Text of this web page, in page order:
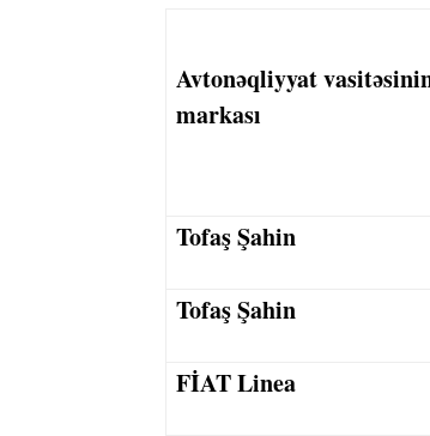
Avtonəqliyyat
markası
Tofaş Şahin
Tofaş Şahin
FİAT Linea